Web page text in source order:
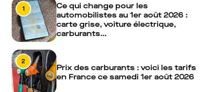
1
Ce qui change pour les
automobilistes au 1er août 2026 :
carte grise, voiture électrique,
carburants…
2
Prix des carburants : voici les tarifs
en France ce samedi 1er août 2026